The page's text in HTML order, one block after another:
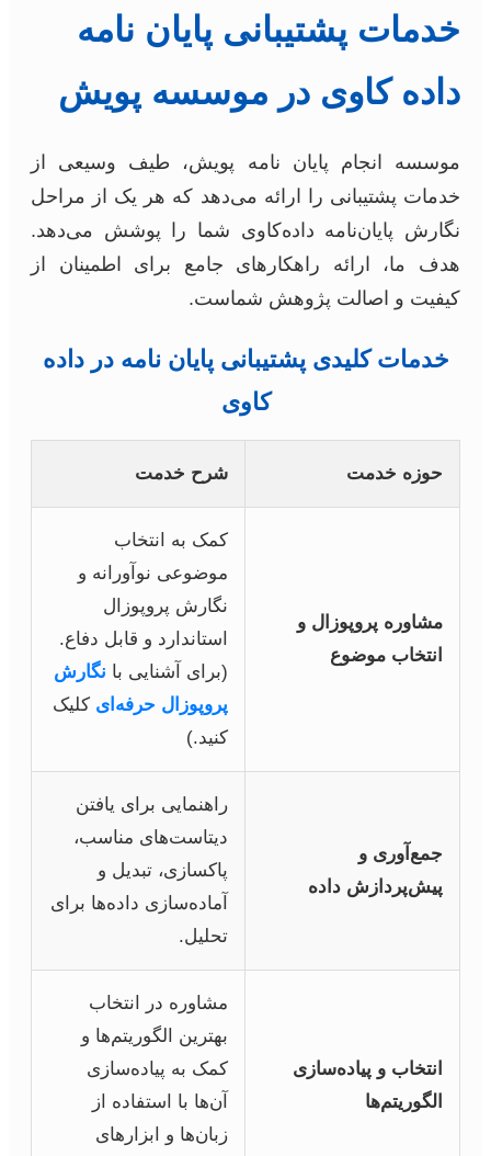
خدمات پشتیبانی پایان نامه
داده کاوی در موسسه پویش
موسسه انجام پایان نامه پویش، طیف وسیعی از
خدمات پشتیبانی را ارائه می‌دهد که هر یک از مراحل
نگارش پایان‌نامه داده‌کاوی شما را پوشش می‌دهد.
هدف ما، ارائه راهکارهای جامع برای اطمینان از
کیفیت و اصالت پژوهش شماست.
خدمات کلیدی پشتیبانی پایان نامه در داده
کاوی
حوزه خدمت شرح خدمت
مشاوره پروپوزال و
انتخاب موضوع
کمک به انتخاب
موضوعی نوآورانه و
نگارش پروپوزال
استاندارد و قابل دفاع.
(برای آشنایی با نگارش
پروپوزال حرفه‌ای کلیک
کنید.)
جمع‌آوری و
پیش‌پردازش داده
راهنمایی برای یافتن
دیتاست‌های مناسب،
پاکسازی، تبدیل و
آماده‌سازی داده‌ها برای
تحلیل.
انتخاب و پیاده‌سازی
الگوریتم‌ها
مشاوره در انتخاب
بهترین الگوریتم‌ها و
کمک به پیاده‌سازی
آن‌ها با استفاده از
زبان‌ها و ابزارهای